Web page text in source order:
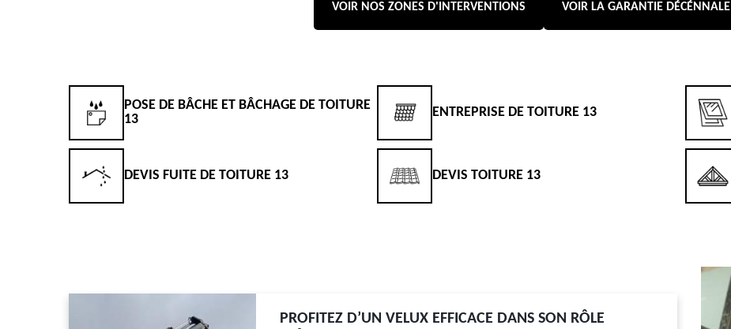
VOIR NOS ZONES D'INTERVENTIONS VOIR LA GARANTIE DÉCÉNNALE
POSE DE BÂCHE ET BÂCHAGE DE TOITURE
13
DEVIS FUITE DE TOITURE 13
ENTREPRISE DE TOITURE 13
DEVIS TOITURE 13
PROFITEZ D’UN VELUX EFFICACE DANS SON RÔLE